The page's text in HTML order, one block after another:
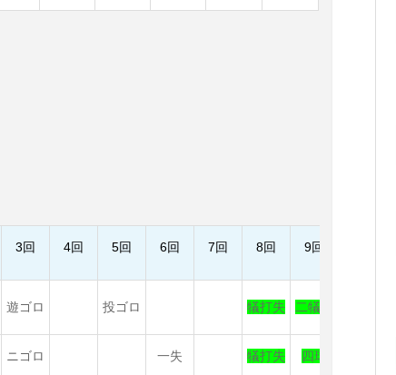
3回 4回 5回 6回 7回 8回 9回
遊ゴロ 投ゴロ 犠打失 二犠打
ニゴロ 一失 犠打失 四球